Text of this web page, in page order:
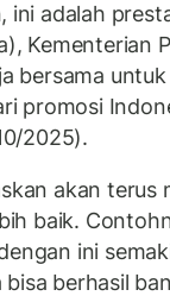
ini adalah
Kementerian
bersama
promosi
2025).
akan terus
baik.
ini
bisa berhasil